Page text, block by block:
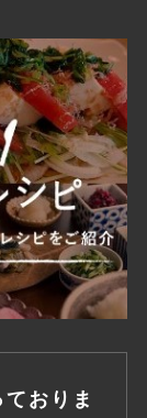
おりま